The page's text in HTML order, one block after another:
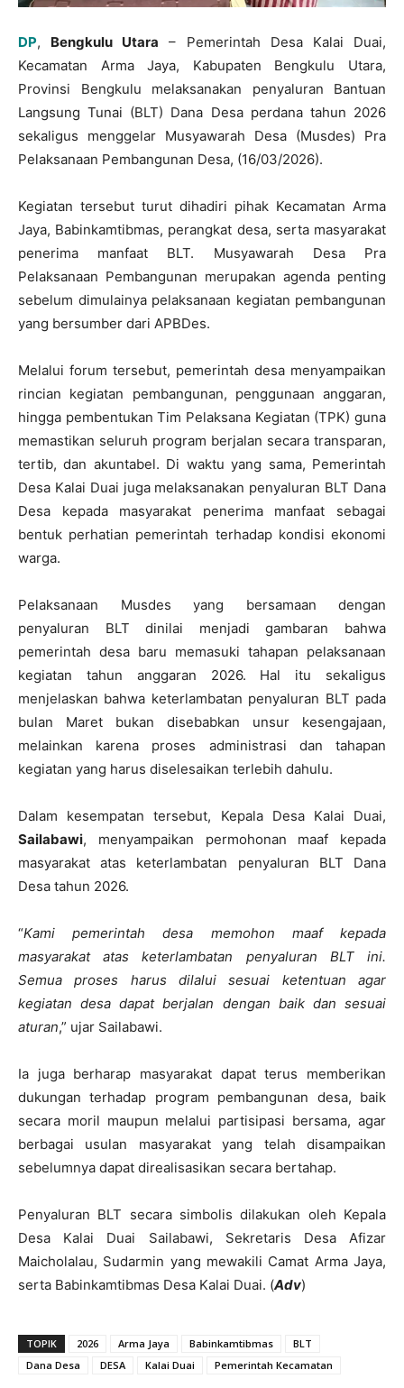
DP, Bengkulu Utara – Pemerintah Desa Kalai Duai,
Kecamatan Arma Jaya, Kabupaten Bengkulu Utara,
Provinsi Bengkulu melaksanakan penyaluran Bantuan
Langsung Tunai (BLT) Dana Desa perdana tahun 2026
sekaligus menggelar Musyawarah Desa (Musdes) Pra
Pelaksanaan Pembangunan Desa, (16/03/2026).
Kegiatan tersebut turut dihadiri pihak Kecamatan Arma
Jaya, Babinkamtibmas, perangkat desa, serta masyarakat
penerima manfaat BLT. Musyawarah Desa Pra
Pelaksanaan Pembangunan merupakan agenda penting
sebelum dimulainya pelaksanaan kegiatan pembangunan
yang bersumber dari APBDes.
Melalui forum tersebut, pemerintah desa menyampaikan
rincian kegiatan pembangunan, penggunaan anggaran,
hingga pembentukan Tim Pelaksana Kegiatan (TPK) guna
memastikan seluruh program berjalan secara transparan,
tertib, dan akuntabel. Di waktu yang sama, Pemerintah
Desa Kalai Duai juga melaksanakan penyaluran BLT Dana
Desa kepada masyarakat penerima manfaat sebagai
bentuk perhatian pemerintah terhadap kondisi ekonomi
warga.
Pelaksanaan Musdes yang bersamaan dengan
penyaluran BLT dinilai menjadi gambaran bahwa
pemerintah desa baru memasuki tahapan pelaksanaan
kegiatan tahun anggaran 2026. Hal itu sekaligus
menjelaskan bahwa keterlambatan penyaluran BLT pada
bulan Maret bukan disebabkan unsur kesengajaan,
melainkan karena proses administrasi dan tahapan
kegiatan yang harus diselesaikan terlebih dahulu.
Dalam kesempatan tersebut, Kepala Desa Kalai Duai,
Sailabawi, menyampaikan permohonan maaf kepada
masyarakat atas keterlambatan penyaluran BLT Dana
Desa tahun 2026.
“Kami pemerintah desa memohon maaf kepada
masyarakat atas keterlambatan penyaluran BLT ini.
Semua proses harus dilalui sesuai ketentuan agar
kegiatan desa dapat berjalan dengan baik dan sesuai
aturan,” ujar Sailabawi.
Ia juga berharap masyarakat dapat terus memberikan
dukungan terhadap program pembangunan desa, baik
secara moril maupun melalui partisipasi bersama, agar
berbagai usulan masyarakat yang telah disampaikan
sebelumnya dapat direalisasikan secara bertahap.
Penyaluran BLT secara simbolis dilakukan oleh Kepala
Desa Kalai Duai Sailabawi, Sekretaris Desa Afizar
Maicholalau, Sudarmin yang mewakili Camat Arma Jaya,
serta Babinkamtibmas Desa Kalai Duai. (Adv)
TOPIK 2026 Arma Jaya Babinkamtibmas
BLT
Dana Desa
DESA Kalai Duai Pemerintah Kecamatan